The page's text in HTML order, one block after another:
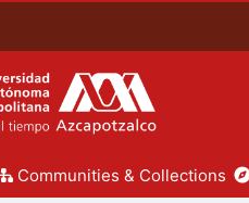
Communities & Collections